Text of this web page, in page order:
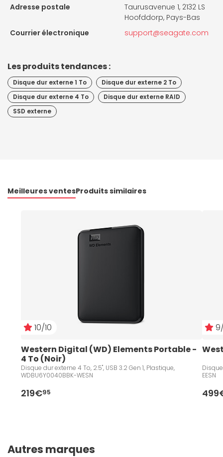
Adresse postale
Taurusavenue 1, 2132 LS
Hoofddorp, Pays-Bas
Courrier électronique
support@seagate.com
Les produits tendances :
Disque dur externe 1 To
Disque dur externe 2 To
Disque dur externe 4 To
Disque dur externe RAID
SSD externe
Meilleures ventesProduits similaires
10/10
Western Digital (WD) Elements Portable -
4 To (Noir)
Disque dur externe 4 To, 2.5", USB 3.2 Gen 1, Plastique,
WDBU6Y0040BBK-WESN
219€95
Disque
EESN
Autres marques